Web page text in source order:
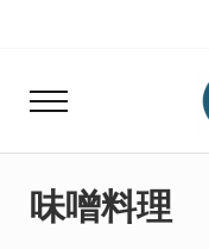
Skip to header right
Menu
味噌料理